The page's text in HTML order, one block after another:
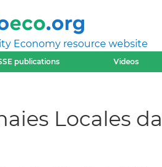
Economy resource website
publications Videos
Locales